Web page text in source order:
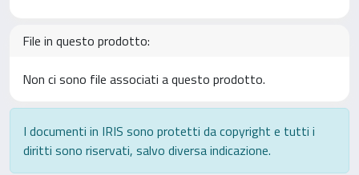
File in questo prodotto:
Non ci sono file associati a questo prodotto.
I documenti in IRIS sono protetti da copyright e tutti i
diritti sono riservati, salvo diversa indicazione.